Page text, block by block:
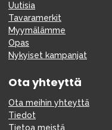
Uutisia
Tavaramerkit
Myymälämme
Opas
Nykyiset kampanjat
Ota yhteyttä
Ota meihin yhteyttä
Tiedot
Tietoa meistä